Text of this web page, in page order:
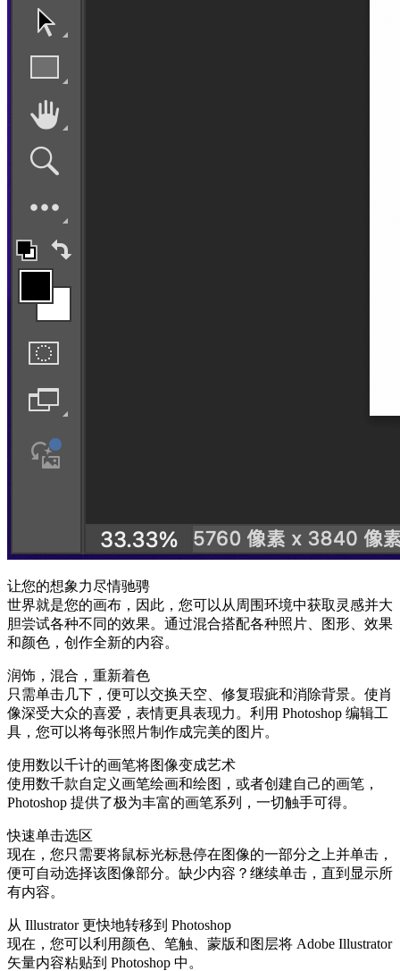
让您的想象力尽情驰骋
世界就是您的画布，因此，您可以从周围环境中获取灵感并大
胆尝试各种不同的效果。通过混合搭配各种照片、图形、效果
和颜色，创作全新的内容。
润饰，混合，重新着色
只需单击几下，便可以交换天空、修复瑕疵和消除背景。使肖
像深受大众的喜爱，表情更具表现力。利用 Photoshop 编辑工
具，您可以将每张照片制作成完美的图片。
使用数以千计的画笔将图像变成艺术
使用数千款自定义画笔绘画和绘图，或者创建自己的画笔，
Photoshop 提供了极为丰富的画笔系列，一切触手可得。
快速单击选区
现在，您只需要将鼠标光标悬停在图像的一部分之上并单击，
便可自动选择该图像部分。缺少内容？继续单击，直到显示所
有内容。
从 Illustrator 更快地转移到 Photoshop
现在，您可以利用颜色、笔触、蒙版和图层将 Adobe Illustrator
矢量内容粘贴到 Photoshop 中。